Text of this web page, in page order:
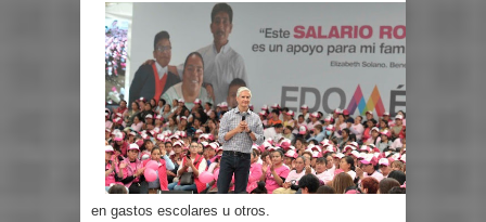
en gastos escolares u otros.